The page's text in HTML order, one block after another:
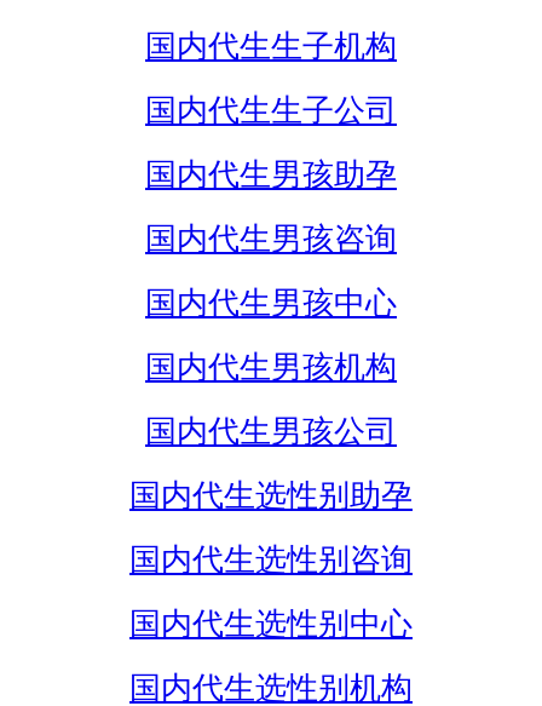
国内代生生子机构
国内代生生子公司
国内代生男孩助孕
国内代生男孩咨询
国内代生男孩中心
国内代生男孩机构
国内代生男孩公司
国内代生选性别助孕
国内代生选性别咨询
国内代生选性别中心
国内代生选性别机构